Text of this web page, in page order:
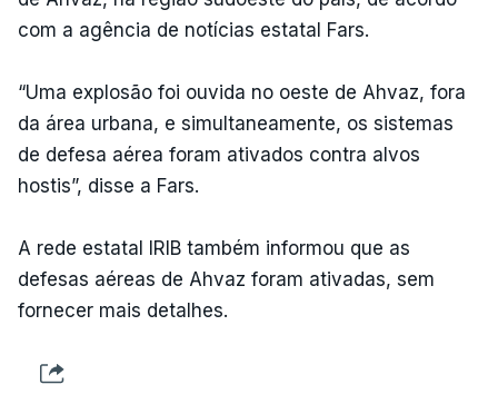
com a agência de notícias estatal Fars.
“Uma explosão foi ouvida no oeste de Ahvaz, fora
da área urbana, e simultaneamente, os sistemas
de defesa aérea foram ativados contra alvos
hostis”, disse a Fars.
A rede estatal IRIB também informou que as
defesas aéreas de Ahvaz foram ativadas, sem
fornecer mais detalhes.